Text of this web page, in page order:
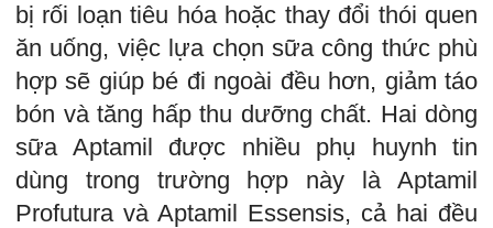
bị rối loạn tiêu hóa hoặc thay đổi thói quen
ăn uống, việc lựa chọn sữa công thức phù
hợp sẽ giúp bé đi ngoài đều hơn, giảm táo
bón và tăng hấp thu dưỡng chất. Hai dòng
sữa Aptamil được nhiều phụ huynh tin
dùng trong trường hợp này là Aptamil
Profutura và Aptamil Essensis, cả hai đều